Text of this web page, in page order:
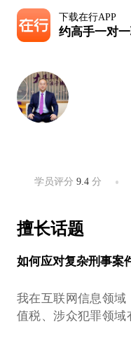
下载在行APP
约高手一对
学员评分9.4 分
擅长话题
如何应对复杂刑事案
我在互联网信息领域
值税、涉众犯罪领域